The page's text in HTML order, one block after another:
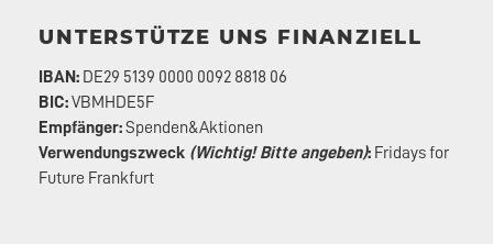
UNTERSTÜTZE UNS FINANZIELL
IBAN: DE29 5139 0000 0092 8818 06
BIC:VBMHDE5F
Empfänger:Spenden&Aktionen
Verwendungszweck (Wichtig! Bitte angeben): Fridays for
Future Frankfurt